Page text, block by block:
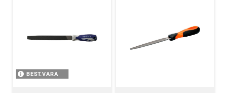
BEST.VARA